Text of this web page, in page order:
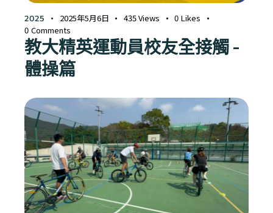
2025 2025年5月6日 435 Views 0 Likes
0 Comments
教大精英運動員校友全接觸 -
體操篇